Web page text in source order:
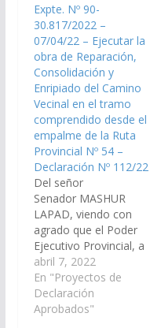
Expte. Nº 90-
30.817/2022 –
07/04/22 – Ejecutar la
obra de Reparación,
Consolidación y
Enripiado del Camino
Vecinal en el tramo
comprendido desde el
empalme de la Ruta
Provincial Nº 54 –
Declaración Nº 112/22
Del señor
Senador MASHUR
LAPAD, viendo con
agrado que el Poder
Ejecutivo Provincial, a
través del Ministerio de
Infraestructura,
Dirección de Vialidad
de Salta y/o de los
abril 7, 2022
En "Proyectos de
Declaración
Aprobados"